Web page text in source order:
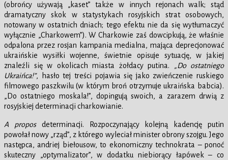
(obrońcy używają „kaset” także w innych rejonach walk; stąd
dramatyczny skok w statystykach rosyjskich strat osobowych,
notowany w ostatnich dniach; tego efektu nie da się wytłumaczyć
wyłącznie „Charkowem”). W Charkowie zaś dowcipkują, że właśnie
odpalona przez rosjan kampania medialna, mająca deprecjonować
ukraińskie wysiłki wojenne, świetnie opisuje sytuację, w jakiej
znaleźli się w okolicach miasta żołdacy putina. „Do ostatniego
Ukraińca!”, hasło tej treści pojawia się jako zwieńczenie ruskiego
filmowego paszkwilu (w którym broń otrzymuje ukraińska babcia).
„Do ostatniego moskala!”, dopingują swoich, a zarazem drwią z
rosyjskiej determinacji charkowianie.
A proposdeterminacji. Rozpoczynający kolejną kadencję putin
powołał nowy „rząd”, z którego wyleciał minister obrony szojgu. Jego
następca, andriej biełousow, to ekonomiczny technokrata – ponoć
skuteczny „optymalizator”, w dodatku niebiorący łapówek – co